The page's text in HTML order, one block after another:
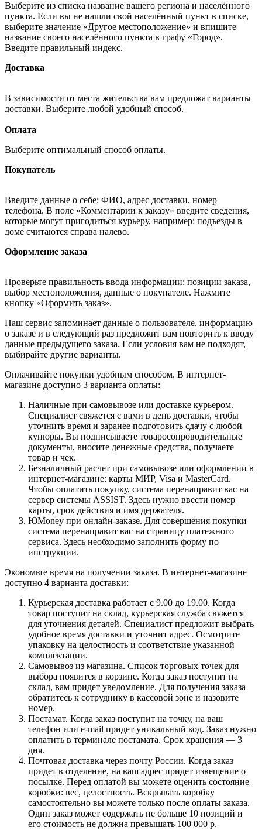
Выберите из списка название вашего региона и населённого
пункта. Если вы не нашли свой населённый пункт в списке,
выберите значение «Другое местоположение» и впишите
название своего населённого пункта в графу «Город».
Введите правильный индекс.
Доставка
В зависимости от места жительства вам предложат варианты
доставки. Выберите любой удобный способ.
Оплата
Выберите оптимальный способ оплаты.
Покупатель
Введите данные о себе: ФИО, адрес доставки, номер
телефона. В поле «Комментарии к заказу» введите сведения,
которые могут пригодиться курьеру, например: подъезды в
доме считаются справа налево.
Оформление заказа
Проверьте правильность ввода информации: позиции заказа,
выбор местоположения, данные о покупателе. Нажмите
кнопку «Оформить заказ».
Наш сервис запоминает данные о пользователе, информацию
о заказе и в следующий раз предложит вам повторить к вводу
данные предыдущего заказа. Если условия вам не подходят,
выбирайте другие варианты.
Оплачивайте покупки удобным способом. В интернет-
магазине доступно 3 варианта оплаты:
Наличные при самовывозе или доставке курьером.
Специалист свяжется с вами в день доставки, чтобы
уточнить время и заранее подготовить сдачу с любой
купюры. Вы подписываете товаросопроводительные
документы, вносите денежные средства, получаете
товар и чек.
Безналичный расчет при самовывозе или оформлении в
интернет-магазине: карты МИР, Visa и MasterCard.
Чтобы оплатить покупку, система перенаправит вас на
сервер системы ASSIST. Здесь нужно ввести номер
карты, срок действия и имя держателя.
ЮMoney при онлайн-заказе. Для совершения покупки
система перенаправит вас на страницу платежного
сервиса. Здесь необходимо заполнить форму по
инструкции.
Экономьте время на получении заказа. В интернет-магазине
доступно 4 варианта доставки:
Курьерская доставка работает с 9.00 до 19.00. Когда
товар поступит на склад, курьерская служба свяжется
для уточнения деталей. Специалист предложит выбрать
удобное время доставки и уточнит адрес. Осмотрите
упаковку на целостность и соответствие указанной
комплектации.
Самовывоз из магазина. Список торговых точек для
выбора появится в корзине. Когда заказ поступит на
склад, вам придет уведомление. Для получения заказа
обратитесь к сотруднику в кассовой зоне и назовите
номер.
Постамат. Когда заказ поступит на точку, на ваш
телефон или e-mail придет уникальный код. Заказ нужно
оплатить в терминале постамата. Срок хранения — 3
дня.
Почтовая доставка через почту России. Когда заказ
придет в отделение, на ваш адрес придет извещение о
посылке. Перед оплатой вы можете оценить состояние
коробки: вес, целостность. Вскрывать коробку
самостоятельно вы можете только после оплаты заказа.
Один заказ может содержать не больше 10 позиций и
его стоимость не должна превышать 100 000 р.